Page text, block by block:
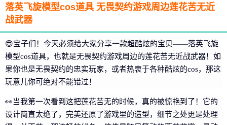
落英飞旋模型cos道具 无畏契约游戏周边莲花苦无近
战武器
😎宝子们！今天必须给大家分享一款超酷炫的宝贝——落英飞旋
模型cos道具，也就是无畏契约游戏周边的莲花苦无近战武器！如
果你也是无畏契约的忠实玩家，或者热衷于各种酷炫的cos，那这
玩意儿你可绝对不能错过！
👀当我第一次看到这把莲花苦无的时候，真的被惊艳到了！它的
设计简直太绝了，完美还原了游戏里的造型，细节之处更是处理